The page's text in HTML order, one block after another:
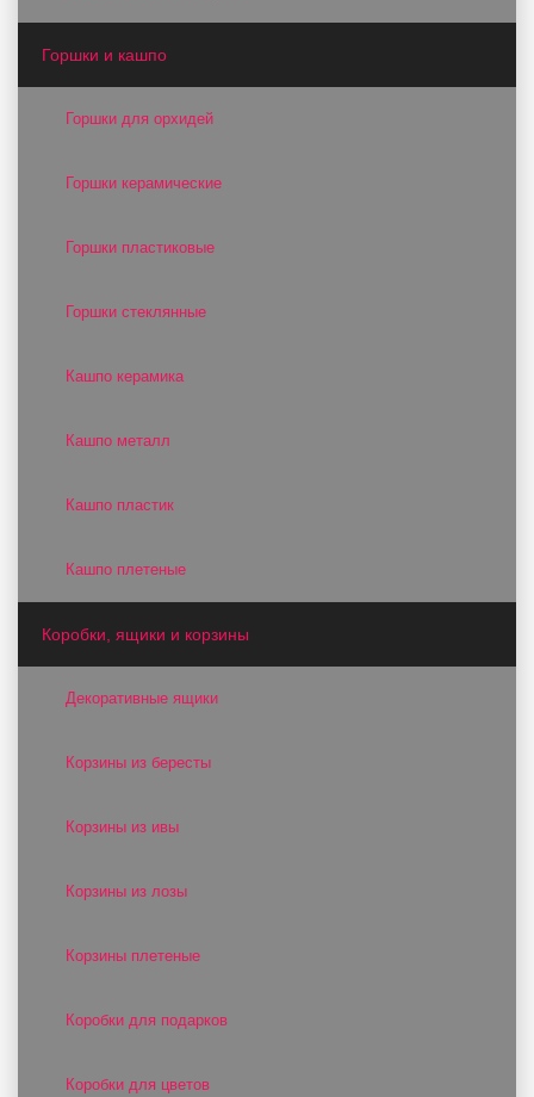
Горшки и кашпо
Горшки для орхидей
Горшки керамические
Горшки пластиковые
Горшки стеклянные
Кашпо керамика
Кашпо металл
Кашпо пластик
Кашпо плетеные
Коробки, ящики и корзины
Декоративные ящики
Корзины из бересты
Корзины из ивы
Корзины из лозы
Корзины плетеные
Коробки для подарков
Коробки для цветов